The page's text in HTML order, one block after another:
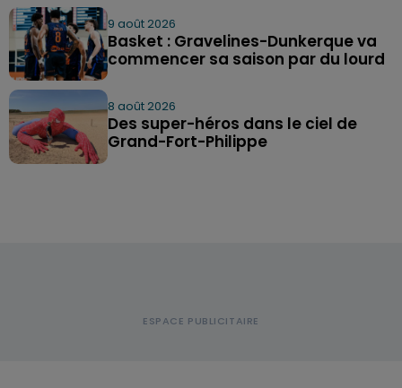
9 août 2026
Basket : Gravelines-Dunkerque va
commencer sa saison par du lourd
8 août 2026
Des super-héros dans le ciel de
Grand-Fort-Philippe